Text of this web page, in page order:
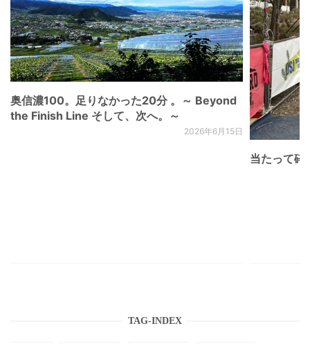
奥信濃100。足りなかった20分 。～ Beyond
the Finish Line そして、次へ。～
2026年6月15日
当たって砕
TAG-INDEX